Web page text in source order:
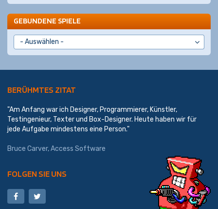
GEBUNDENE SPIELE
BERÜHMTES ZITAT
"Am Anfang war ich Designer, Programmierer, Künstler,
Testingenieur, Texter und Box-Designer. Heute haben wir für
jede Aufgabe mindestens eine Person."
Bruce Carver, Access Software
FOLGEN SIE UNS